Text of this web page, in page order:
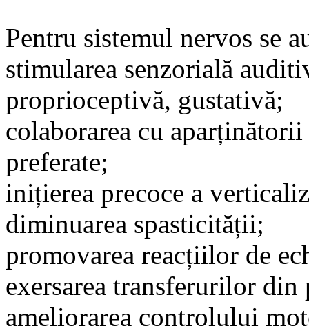
Pentru sistemul nervos se
stimularea senzorială
proprioceptivă, gustativă;
colaborarea cu
preferate;
inițierea precoce a
diminuarea spasticității;
promovarea reacțiilor de
exersarea transferurilor
ameliorarea controlului